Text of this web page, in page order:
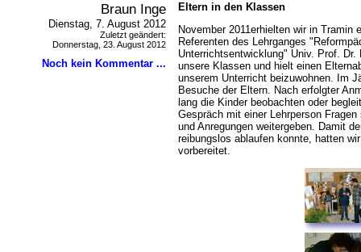
Braun Inge
Dienstag, 7. August 2012
Zuletzt geändert:
Donnerstag, 23. August 2012
Noch kein Kommentar ...
Eltern in den Klassen
November 2011erhielten wir in Tramin
Referenten des Lehrganges
Unterrichtsentwicklung" Univ. Prof.
unsere Klassen und hielt einen
unserem Unterricht beizuwohnen. Im
Besuche der Eltern. Nach erfolgter
lang die Kinder beobachten oder
Gespräch mit einer Lehrperson
und Anregungen weitergeben. Damit
reibungslos ablaufen konnte, hatten
vorbereitet.